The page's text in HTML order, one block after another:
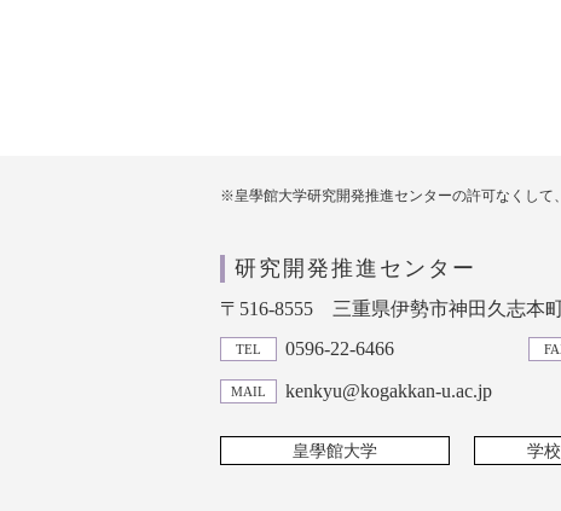
※皇學館大学研究開発推進センターの許可なくして
研究開発推進センター
〒516-8555 三重県伊勢市神田久志本
TEL 0596-22-6466
MAIL kenkyu@kogakkan-u.ac.jp
皇學館大学 学